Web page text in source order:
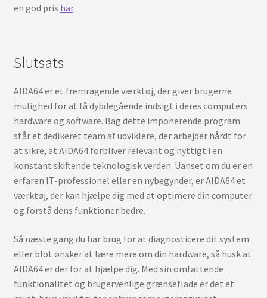
en god pris här.
Slutsats
AIDA64 er et fremragende værktøj, der giver brugerne
mulighed for at få dybdegående indsigt i deres computers
hardware og software. Bag dette imponerende program
står et dedikeret team af udviklere, der arbejder hårdt for
at sikre, at AIDA64 forbliver relevant og nyttigt i en
konstant skiftende teknologisk verden. Uanset om du er en
erfaren IT-professionel eller en nybegynder, er AIDA64 et
værktøj, der kan hjælpe dig med at optimere din computer
og forstå dens funktioner bedre.
Så næste gang du har brug for at diagnosticere dit system
eller blot ønsker at lære mere om din hardware, så husk at
AIDA64 er der for at hjælpe dig. Med sin omfattende
funktionalitet og brugervenlige grænseflade er det et